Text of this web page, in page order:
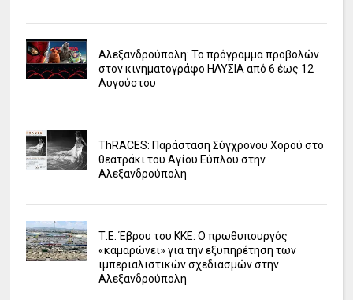
Αλεξανδρούπολη: Το πρόγραμμα προβολών
στον κινηματογράφο ΗΛΥΣΙΑ από 6 έως 12
Αυγούστου
ΤhRACES: Παράσταση Σύγχρονου Χορού στο
θεατράκι του Αγίου Εύπλου στην
Αλεξανδρούπολη
Τ.Ε. Έβρου του ΚΚΕ: Ο πρωθυπουργός
«καμαρώνει» για την εξυπηρέτηση των
ιμπεριαλιστικών σχεδιασμών στην
Αλεξανδρούπολη